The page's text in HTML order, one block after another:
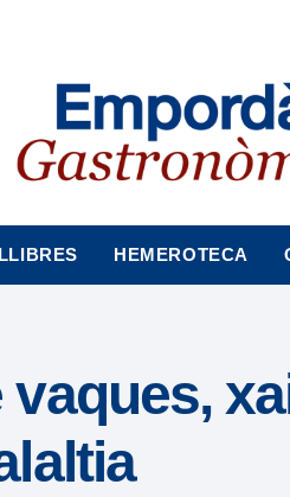
LLIBRES HEMEROTECA
vaques,